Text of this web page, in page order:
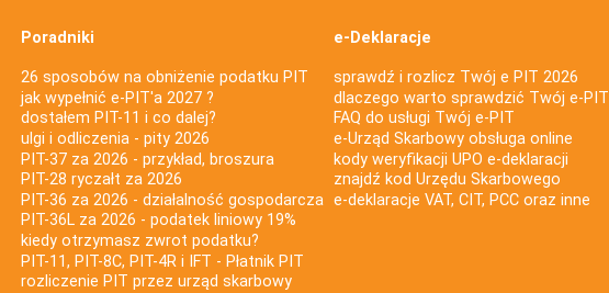
Poradniki
26 sposobów na obniżenie podatku PIT
jak wypełnić e-PIT'a 2027 ?
dostałem PIT-11 i co dalej?
ulgi i odliczenia - pity 2026
PIT-37 za 2026 - przykład, broszura
PIT-28 ryczałt za 2026
PIT-36 za 2026 - działalność gospodarcza
PIT-36L za 2026 - podatek liniowy 19%
kiedy otrzymasz zwrot podatku?
PIT-11, PIT-8C, PIT-4R i IFT - Płatnik PIT
rozliczenie PIT przez urząd skarbowy
e-Deklaracje
sprawdź i rozlicz Twój e PIT 2026
dlaczego warto sprawdzić Twój e-PIT
FAQ do usługi Twój e-PIT
e-Urząd Skarbowy obsługa online
kody weryfikacji UPO e-deklaracji
znajdź kod Urzędu Skarbowego
e-deklaracje VAT, CIT, PCC oraz inne